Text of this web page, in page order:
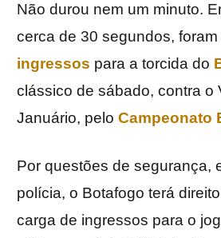
Não durou nem um minuto.
cerca de 30 segundos,
ingressos para a torcida do
clássico de sábado, contra o
Januário, pelo Campeonato
Por questões de segurança,
polícia, o Botafogo terá
carga de ingressos para o